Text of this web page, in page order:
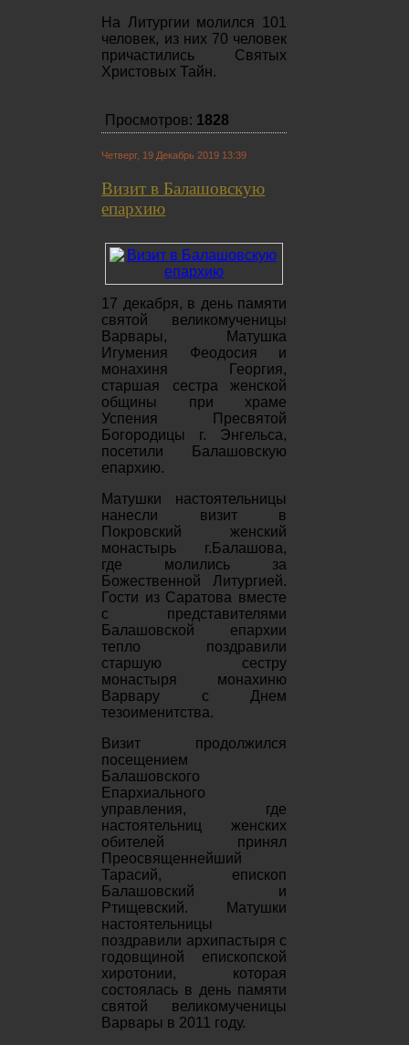
На Литургии молился 101
человек, из них 70 человек
причастились Святых
Христовых Тайн.
Просмотров: 1828
Четверг, 19 Декабрь 2019 13:39
Визит в Балашовскую
епархию
17 декабря, в день памяти
святой великомученицы
Варвары, Матушка
Игумения Феодосия и
монахиня Георгия,
старшая сестра женской
общины при храме
Успения Пресвятой
Богородицы г. Энгельса,
посетили Балашовскую
епархию.
Матушки настоятельницы
нанесли визит в
Покровский женский
монастырь г.Балашова,
где молились за
Божественной Литургией.
Гости из Саратова вместе
с представителями
Балашовской епархии
тепло поздравили
старшую сестру
монастыря монахиню
Варвару с Днем
тезоименитства.
Визит продолжился
посещением
Балашовского
Епархиального
управления, где
настоятельниц женских
обителей принял
Преосвященнейший
Тарасий, епископ
Балашовский и
Ртищевский. Матушки
настоятельницы
поздравили архипастыря с
годовщиной епископской
хиротонии, которая
состоялась в день памяти
святой великомученицы
Варвары в 2011 году.